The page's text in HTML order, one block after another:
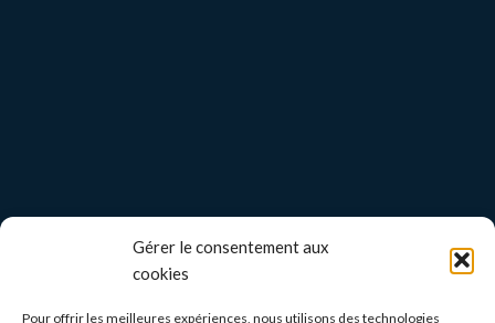
Gérer le consentement aux
cookies
Pour offrir les meilleures expériences, nous utilisons des technologies